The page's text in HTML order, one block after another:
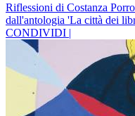
Riflessioni di Costanza
dall'antologia 'La città dei
CONDIVIDI |